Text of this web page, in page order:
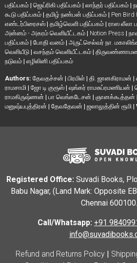
பதிப்பகம் | ஜெய்ரிகி பதிப்பகம் | லாந்தர் பதிப்பகம் |
கூடு பதிப்பகம் | தமிழ் நண்பன் பதிப்பகம் | Pen Bird
எண்டர்பிரைசஸ் | தமிழ்வெளி பதிப்பகம் | ராஸ லீலா
அன்னம் - அகரம் வெளியீட்டகம் | Notion Press |
பதிப்பகம் | போதி வனம் | அருட்செல்வர் நா.
வெளியீடு | வசந்தம் வெளியீட்டகம் |
நடுவம் | எழிலினி பதிப்பகம்
Authors: தேவதச்சன் | பிரமிள் | தி. ஜானகிராமன் |
ராமசாமி | ஜோ டி குரூஸ் | ஷங்கர் ராமசுப்ரமணியன் |
ராமகிருஷ்ணன் | பா வெங்கடேசன் | ஞானக்கூத்தன் |
மனுஷ்யபுத்திரன் | தேவதேவன் | ஜலாலுத்தின் ரூமி |
Registered Office: Suvadi Books,
Babu Nagar, (Land Mark: Opposite
Chennai 600100.
Call/Whatsapp: +91
Refund and Returns Policy|